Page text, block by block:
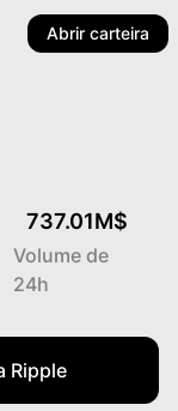
Abrir carteira
737.01M$
Volume de
24h
Ripple